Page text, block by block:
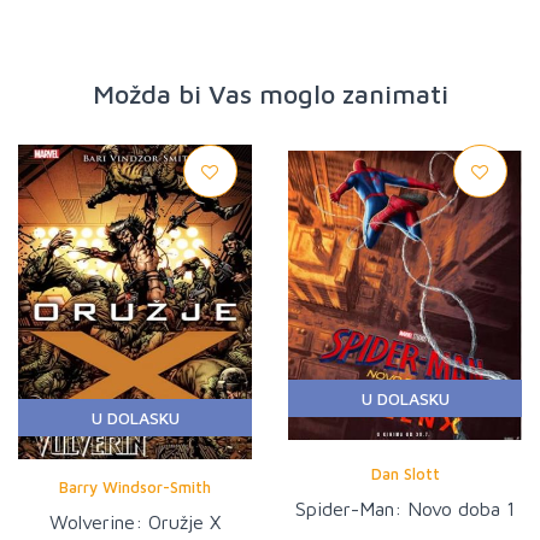
Možda bi Vas moglo zanimati
U DOLASKU
Barry Windsor-Smith
Wolverine: Oružje X
U DOLASKU
Dan Slott
Spider-Man: Novo doba 1